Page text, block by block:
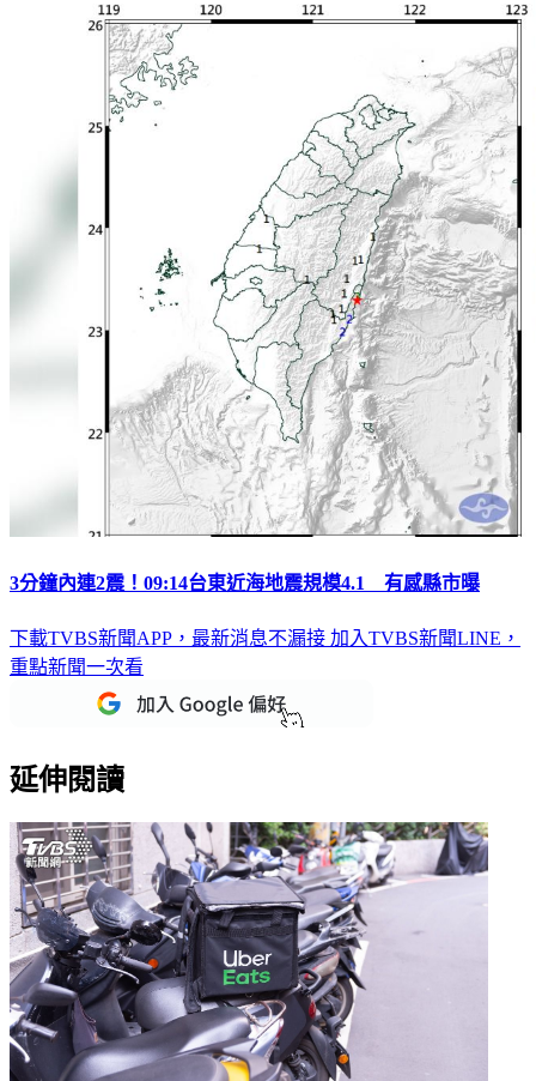
3分鐘內連2震！09:14台東近海地震規模4.1 有感縣市曝
下載TVBS新聞APP，最新消息不漏接 加入TVBS新聞LINE，
重點新聞一次看
延伸閱讀